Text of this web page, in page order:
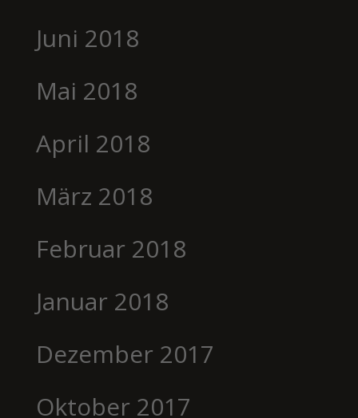
Juni 2018
Mai 2018
April 2018
März 2018
Februar 2018
Januar 2018
Dezember 2017
Oktober 2017